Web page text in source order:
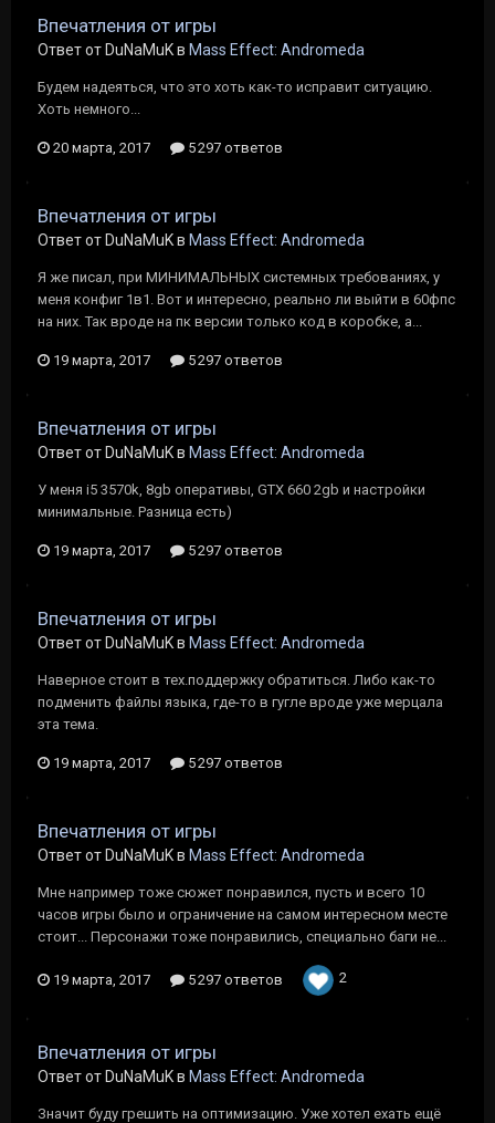
Впечатления от игры
Ответ от DuNaMuK в Mass Effect: Andromeda
Будем надеяться, что это хоть как-то исправит ситуацию.
Хоть немного...
20 марта, 2017 5 297 ответов
Впечатления от игры
Ответ от DuNaMuK в Mass Effect: Andromeda
Я же писал, при МИНИМАЛЬНЫХ системных требованиях, у
меня конфиг 1в1. Вот и интересно, реально ли выйти в 60фпс
на них. Так вроде на пк версии только код в коробке, а...
19 марта, 2017 5 297 ответов
Впечатления от игры
Ответ от DuNaMuK в Mass Effect: Andromeda
У меня i5 3570k, 8gb оперативы, GTX 660 2gb и настройки
минимальные. Разница есть)
19 марта, 2017 5 297 ответов
Впечатления от игры
Ответ от DuNaMuK в Mass Effect: Andromeda
Наверное стоит в тех.поддержку обратиться. Либо как-то
подменить файлы языка, где-то в гугле вроде уже мерцала
эта тема.
19 марта, 2017 5 297 ответов
Впечатления от игры
Ответ от DuNaMuK в Mass Effect: Andromeda
Мне например тоже сюжет понравился, пусть и всего 10
часов игры было и ограничение на самом интересном месте
стоит... Персонажи тоже понравились, специально баги не...
19 марта, 2017 5 297 ответов 2
Впечатления от игры
Ответ от DuNaMuK в Mass Effect: Andromeda
Значит буду грешить на оптимизацию. Уже хотел ехать ещё